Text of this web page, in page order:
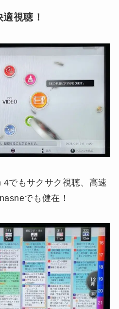
視聴！
でもサクサク視聴、高速
でも健在！